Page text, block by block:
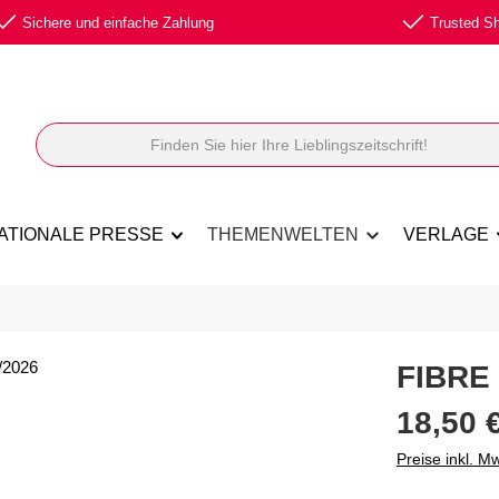
Sichere und einfache Zahlung Trusted
PRESSE THEMENWELTEN VERLAGE
FIBRE
Regulärer
18,50
Preise inkl.